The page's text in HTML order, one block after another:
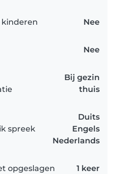
kinderen Nee
Nee
Bij gezin
thuis
spreek
Duits
Engels
Nederlands
opgeslagen 1 keer